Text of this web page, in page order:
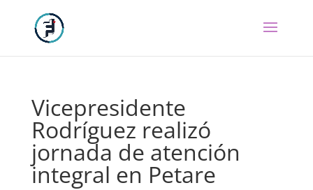
Vicepresidente
Rodríguez realizó
jornada de atención
integral en Petare